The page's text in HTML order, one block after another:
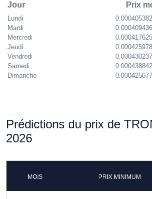
Jour
Lundi
Mardi
Mercredi
Jeudi
Vendredi
Samedi
Dimanche
Prix
Prédictions du prix de
2026
MOIS PRIX MINIMUM